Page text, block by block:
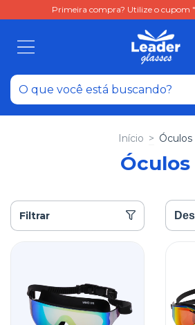
Primeira compra? Utilize o cupom
Início > Óculos
Óculos
Filtrar